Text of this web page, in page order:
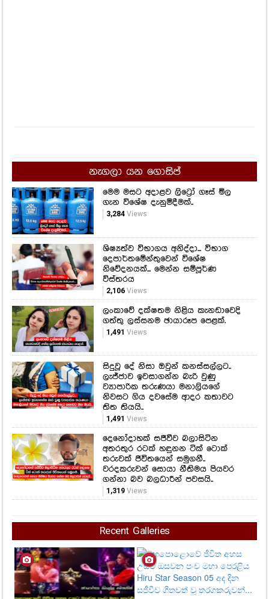
නැගලා යන ගොසිප්
මෙම මසට අදාළව ලිට්‍රෝ ගෑස් මිල
ගැන විශේෂ දැනුම්දීමක්..
3,284Views
ශිෂ්‍යත්ව විභාගය අනිද්දා... විභාග
දෙපාර්තමේන්තුවෙන් විශේෂ
නිවේදනයක්... මෙන්න සම්පූර්ණ
විස්තරය
2,106Views
ලංකාවේ දක්ෂතම නිළිය කැනඩාවෙදි
ගත්තු ලස්සනම ඡායාරූප පෙළක්.
1,491 Views
සිදුවූ දේ නිසා ඔවුන් කනස්සල්ලට..
ලැජ්ජාව ඉවසාගන්න බැරි වුණු
ව්‍යාපාරික තරුණයා මනාලියගේ
නිවසට ගිය දවසේම ආදර කතාවට
තිත තියයි..
1,491 Views
දෙනෝදාහක් සජීවීව බලාසිටින
අතරතුර රටක් හඳුනන ටික් ටොක්
තරුවක් ජීවිතයෙන් සමුගනී..
වරදකරුවන් සොයා නීතිමය පියවර
ගන්නා බව බලධාරීන් පවසයි..
1,319Views
Recent Galleries